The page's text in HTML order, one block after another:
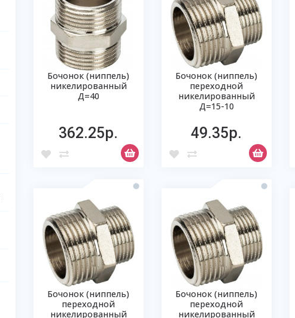
Бочонок (ниппель)
никелированный
Д=40
362.25р.
Бочонок (ниппель)
переходной
никелированный
Д=15-10
49.35р.
Бочонок (ниппель)
переходной
никелированный
Бочонок (ниппель)
переходной
никелированный